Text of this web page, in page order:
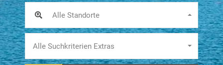
Alle Standorte
Alle Suchkriterien Extras